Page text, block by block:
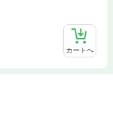
カートへ